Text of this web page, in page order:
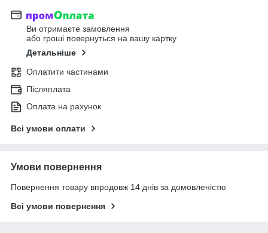
Ви отримаєте замовлення
або гроші повернуться на вашу картку
Детальніше
Оплатити частинами
Післяплата
Оплата на рахунок
Всі умови оплати
Умови повернення
Повернення товару впродовж 14 днів за домовленістю
Всі умови повернення